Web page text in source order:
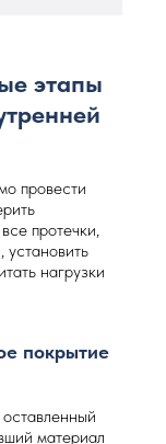
этапы
провести
протечки,
установить
нагрузки
покрытие
материал